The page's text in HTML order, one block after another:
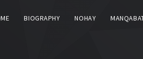
BIOGRAPHY NOHAY